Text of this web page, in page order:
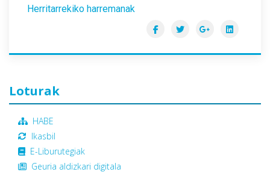
Herritarrekiko harremanak
Loturak
HABE
Ikasbil
E-Liburutegiak
Geuria aldizkari digitala